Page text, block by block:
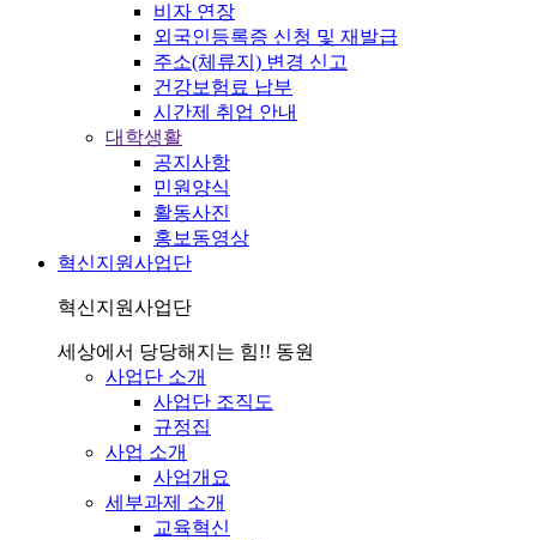
비자 연장
외국인등록증 신청 및 재발급
주소(체류지) 변경 신고
건강보험료 납부
시간제 취업 안내
대학생활
공지사항
민원양식
활동사진
홍보동영상
혁신지원사업단
혁신지원사업단
세상에서 당당해지는 힘!! 동원
사업단 소개
사업단 조직도
규정집
사업 소개
사업개요
세부과제 소개
교육혁신